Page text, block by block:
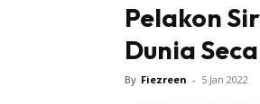
Pelakon
Dunia
By Fiezreen - 5 Jan 2022